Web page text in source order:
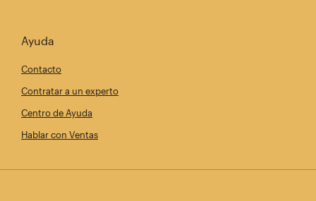
Ayuda
Contacto
Contratar a un experto
Centro de Ayuda
Hablar con Ventas